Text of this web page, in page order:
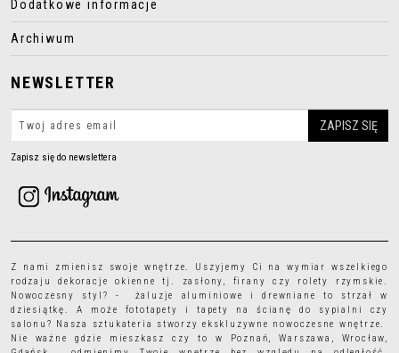
Dodatkowe informacje
Archiwum
NEWSLETTER
Zapisz się do newslettera
Z nami zmienisz swoje wnętrze. Uszyjemy Ci na wymiar wszelkiego
rodzajudekoracje okienne tj. zasłony, firany czy rolety rzymskie.
Nowoczesny styl? - żaluzje aluminiowe i drewniane to strzał w
dziesiątkę. A może fototapety i tapety
na ścianę do sypialni czy
salonu? Nasza sztukateria stworzy ekskluzywne nowoczesne wnętrze.
Nie ważne gdzie mieszkasz czy to w Poznań, Warszawa, Wrocław,